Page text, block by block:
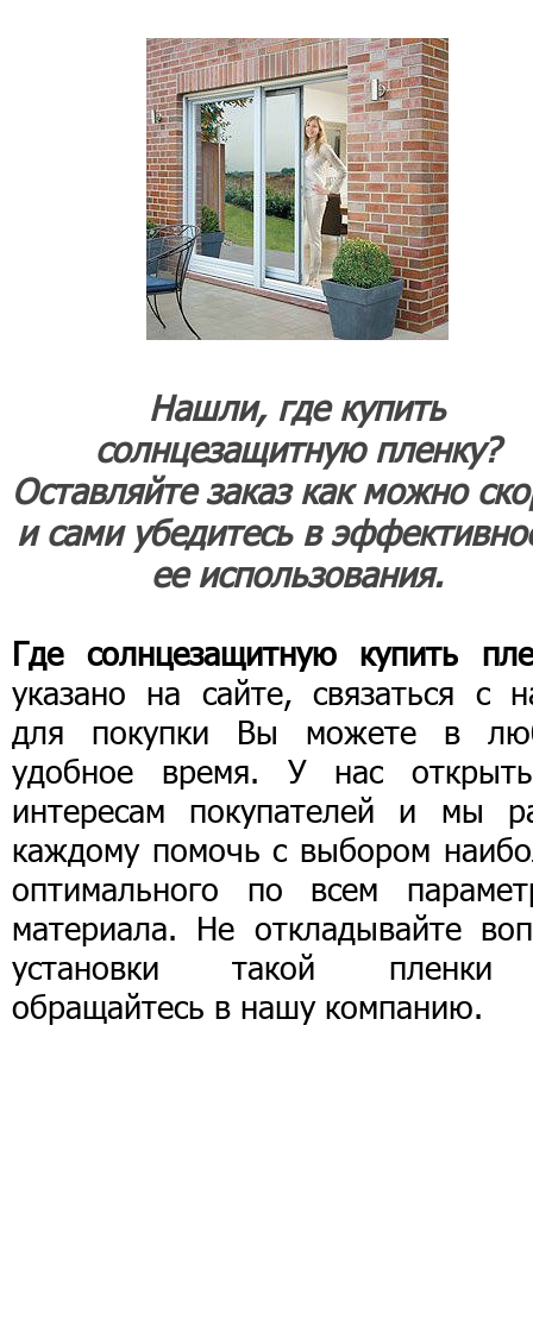
Нашли, где купить
солнцезащитную пленку?
Оставляйте заказ как можно
и сами убедитесь в
ее использования.
Где солнцезащитную купить
указано на сайте, связаться с
для покупки Вы можете в
удобное время. У нас
интересам покупателей и мы
каждому помочь с выбором
оптимального по всем
материала. Не откладывайте
установки такой
обращайтесь в нашу компанию.